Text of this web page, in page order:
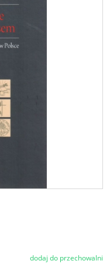
dodaj do przechowalni